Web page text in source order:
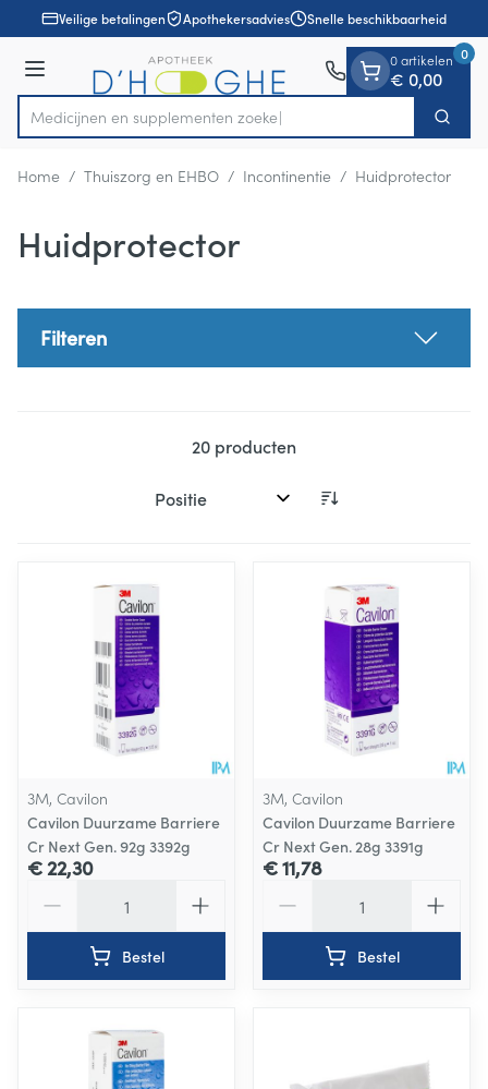
Ga naar de inhoud
1 van 1Veilige betalingen Apothekersadvies Snelle beschikbaarheid
Menu
Product, merk, categorie...
Medicijnen en sup Zoek
0 artikelen
€ 0,00
0
Home / Thuiszorg en EHBO / Incontinentie / Huidprotector
Huidprotector
Filteren
20 producten
Sorteer op:
3M, Cavilon
Cavilon Duurzame Barriere
Cr Next Gen. 92g 3392g
€ 22,30
Bestel
3M, Cavilon
Cavilon Duurzame Barriere
Cr Next Gen. 28g 3391g
€ 11,78
Bestel